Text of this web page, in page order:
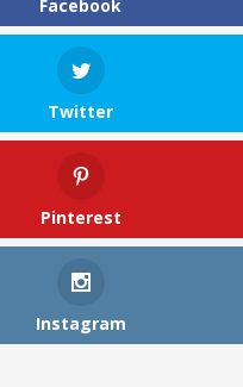
Facebook
Twitter
Pinterest
Instagram